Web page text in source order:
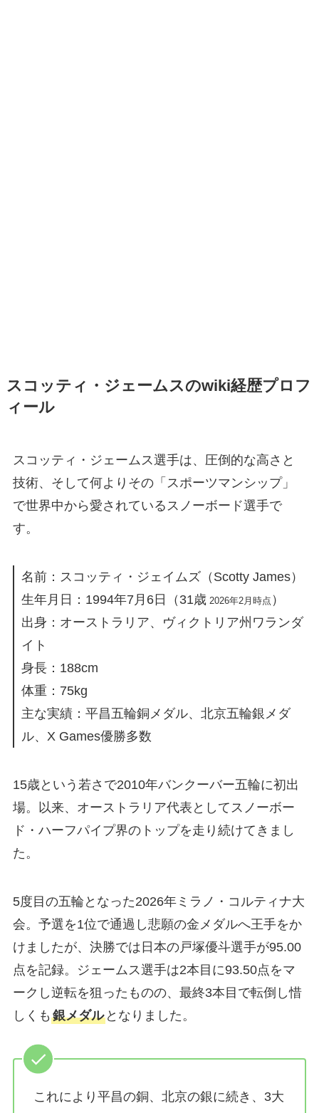
スコッティ・ジェームスのwiki経歴プロフ
ィール
スコッティ・ジェームス選手は、圧倒的な高さと
技術、そして何よりその「スポーツマンシップ」
で世界中から愛されているスノーボード選手で
す。
名前：スコッティ・ジェイムズ（Scotty James）
生年月日：1994年7月6日（31歳2026年2月時点 ）
出身：オーストラリア、ヴィクトリア州ワランダ
イト
身長：188cm
体重：75kg
主な実績：平昌五輪銅メダル、北京五輪銀メダ
ル、X Games優勝多数
15歳という若さで2010年バンクーバー五輪に初出
場。以来、オーストラリア代表としてスノーボー
ド・ハーフパイプ界のトップを走り続けてきまし
た。
5度目の五輪となった2026年ミラノ・コルティナ大
会。予選を1位で通過し悲願の金メダルへ王手をか
けましたが、決勝では日本の戸塚優斗選手が95.00
点を記録。ジェームス選手は2本目に93.50点をマ
ークし逆転を狙ったものの、最終3本目で転倒し惜
しくも 銀メダルとなりました。
これにより平昌の銅、北京の銀に続き、3大